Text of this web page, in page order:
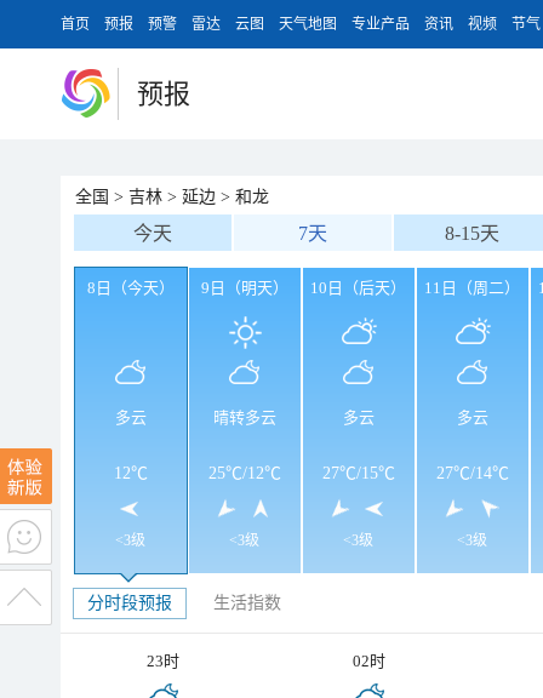
首页 预报 预警 雷达 云图 天气地图 专业产品 资讯 视频 节气
预报
全国 > 吉林 > 延边 > 和龙
今天 7天 8-15天
8日（今天）
多云
12℃
<3级
9日（明天）
晴转多云
25℃/12℃
<3级
10日（后天）
多云
27℃/15℃
<3级
11日（周二）
多云
27℃/14℃
<3级
分时段预报 生活指数
23时 02时